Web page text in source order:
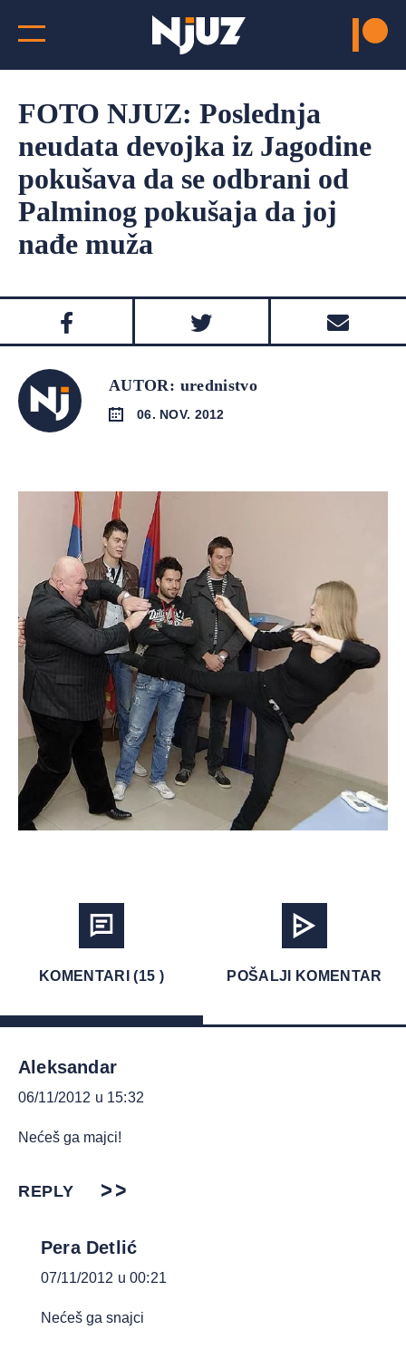
FOTO NJUZ: Poslednja
neudata devojka iz Jagodine
pokušava da se odbrani od
Palminog pokušaja da joj
nađe muža
AUTOR: urednistvo
06. NOV. 2012
KOMENTARI (15 ) POŠALJI KOMENTAR
Aleksandar
06/11/2012 u 15:32
Nećeš ga majci!
REPLY
Pera Detlić
07/11/2012 u 00:21
Nećeš ga snajci